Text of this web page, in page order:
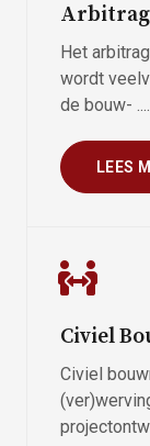
Het
wordt
de bouw- ....
LEES
Civiel
Civiel